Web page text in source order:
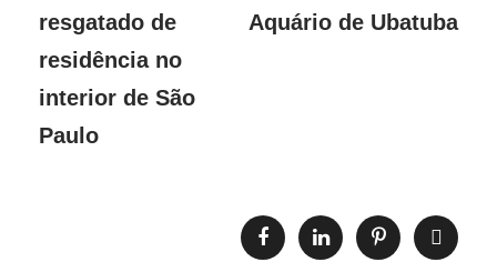
resgatado de
residência no
interior de São
Paulo
Aquário de Ubatuba